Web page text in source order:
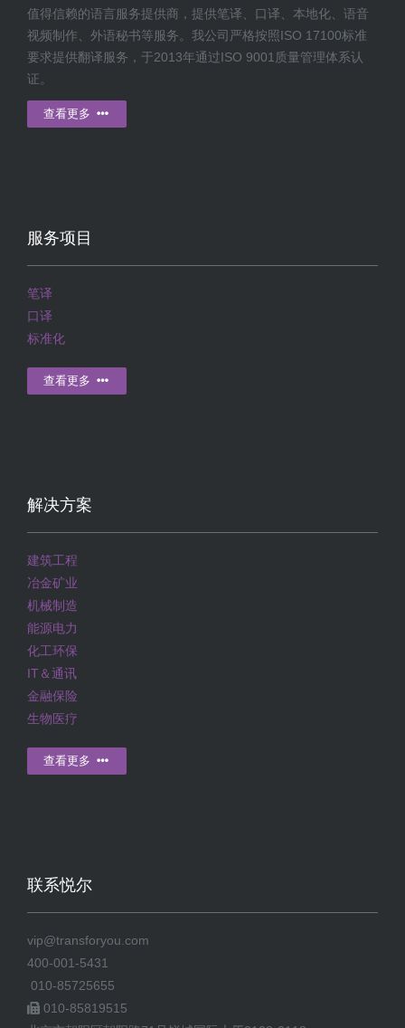
值得信赖的语言服务提供商，提供笔译、口译、本地化、语音
视频制作、外语秘书等服务。我公司严格按照ISO 17100标准
要求提供翻译服务，于2013年通过ISO 9001质量管理体系认
证。
查看更多
服务项目
笔译
口译
标准化
查看更多
解决方案
建筑工程
冶金矿业
机械制造
能源电力
化工环保
IT＆通讯
金融保险
生物医疗
查看更多
联系悦尔
vip@transforyou.com
400-001-5431
010-85725655
010-85819515